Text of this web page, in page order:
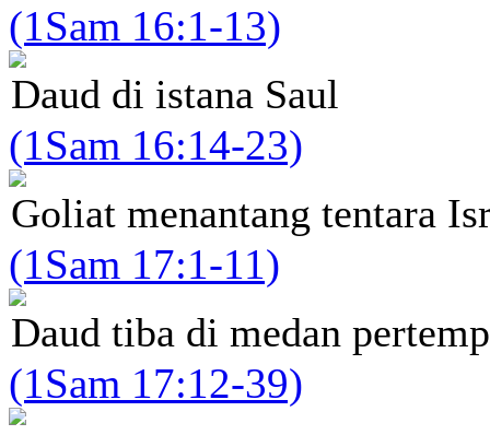
(1Sam 16:1-13)
Daud di istana Saul
(1Sam 16:14-23)
Goliat menantang tentara
(1Sam 17:1-11)
Daud tiba di medan
(1Sam 17:12-39)